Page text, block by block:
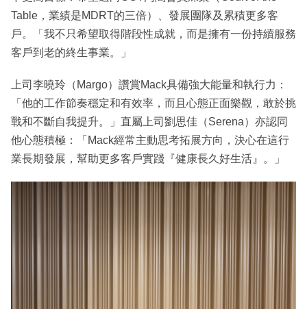
Table，業績是MDRT的三倍）、發展團隊及累積更多客
戶。「我不只希望取得階段性成就，而是擁有一份持續服務
客戶到老的終生事業。」
上司李曉玲（Margo）讚賞Mack具備強大能量和執行力：
「他的工作節奏穩定和有效率，而且心態正面樂觀，敢於挑
戰和不斷自我提升。」直屬上司劉思佳（Serena）亦認同
他心態積極：「Mack經常主動思考拓展方向，決心在這行
業長期發展，幫助更多客戶實踐『健康長久好生活』。」